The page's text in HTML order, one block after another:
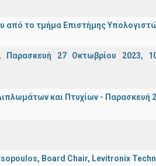
από το τμήμα Επιστήμης
27 Οκτωβρίου 2023,
και Πτυχίων - Παρασκευή
Board Chair, Levitronix